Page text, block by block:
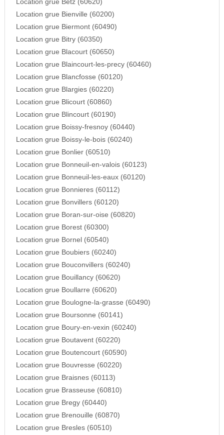
Location grue Betz (60620)
Location grue Bienville (60200)
Location grue Biermont (60490)
Location grue Bitry (60350)
Location grue Blacourt (60650)
Location grue Blaincourt-les-precy (60460)
Location grue Blancfosse (60120)
Location grue Blargies (60220)
Location grue Blicourt (60860)
Location grue Blincourt (60190)
Location grue Boissy-fresnoy (60440)
Location grue Boissy-le-bois (60240)
Location grue Bonlier (60510)
Location grue Bonneuil-en-valois (60123)
Location grue Bonneuil-les-eaux (60120)
Location grue Bonnieres (60112)
Location grue Bonvillers (60120)
Location grue Boran-sur-oise (60820)
Location grue Borest (60300)
Location grue Bornel (60540)
Location grue Boubiers (60240)
Location grue Bouconvillers (60240)
Location grue Bouillancy (60620)
Location grue Boullarre (60620)
Location grue Boulogne-la-grasse (60490)
Location grue Boursonne (60141)
Location grue Boury-en-vexin (60240)
Location grue Boutavent (60220)
Location grue Boutencourt (60590)
Location grue Bouvresse (60220)
Location grue Braisnes (60113)
Location grue Brasseuse (60810)
Location grue Bregy (60440)
Location grue Brenouille (60870)
Location grue Bresles (60510)